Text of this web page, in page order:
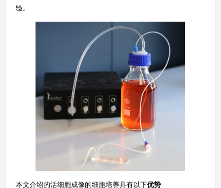
验。
本文介绍的活细胞成像的细胞培养具有以下优势